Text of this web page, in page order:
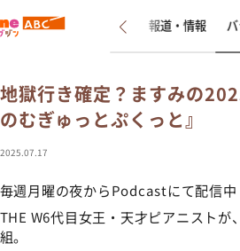
新着 インタビュー 報道・情報
地獄行き確定？ますみの
のむぎゅっとぷくっと』
2025.07.17
毎週月曜の夜からPodcastにて配信中
THE W6代目女王・天才ピアニスト
組。